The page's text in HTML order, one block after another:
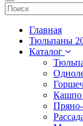
Главная
Тюльпаны
Каталог
Кашпо